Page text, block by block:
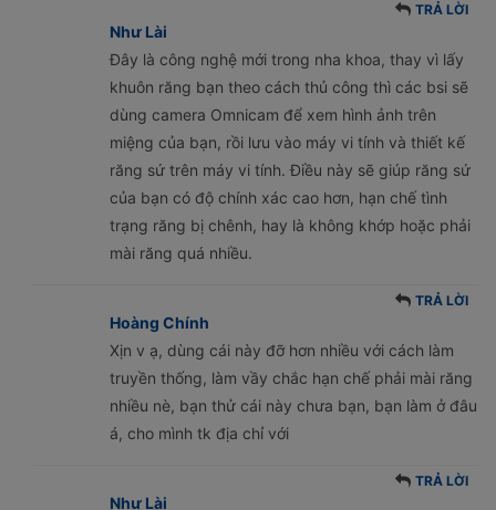
Như Lài
TRẢ LỜI
Đây là công nghệ mới trong nha khoa, thay vì lấy
khuôn răng bạn theo cách thủ công thì các bsi sẽ
dùng camera Omnicam để xem hình ảnh trên
miệng của bạn, rồi lưu vào máy vi tính và thiết kế
răng sứ trên máy vi tính. Điều này sẽ giúp răng sứ
của bạn có độ chính xác cao hơn, hạn chế tình
trạng răng bị chênh, hay là không khớp hoặc phải
mài răng quá nhiều.
Hoàng Chính
TRẢ LỜI
Xịn v ạ, dùng cái này đỡ hơn nhiều với cách làm
truyền thống, làm vầy chắc hạn chế phải mài răng
nhiều nè, bạn thử cái này chưa bạn, bạn làm ở đâu
á, cho mình tk địa chỉ với
Như Lài
TRẢ LỜI